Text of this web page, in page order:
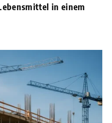
in einem